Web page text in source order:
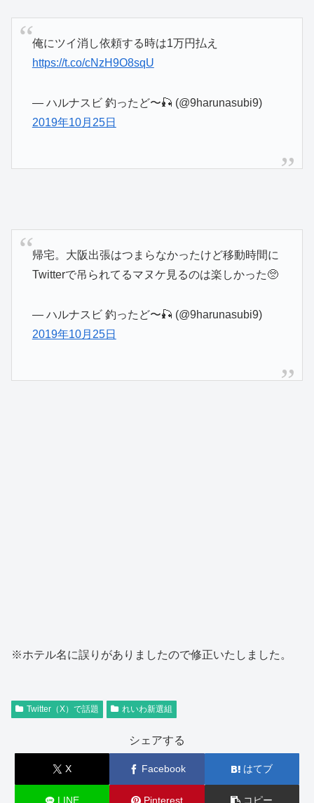
俺にツイ消し依頼する時は1万円払え
https://t.co/cNzH9O8sqU
— ハルナスビ 釣ったど〜🎣 (@9harunasubi9)
2019年10月25日
帰宅。大阪出張はつまらなかったけど移動時間に
Twitterで吊られてるマヌケ見るのは楽しかった🥺
— ハルナスビ 釣ったど〜🎣 (@9harunasubi9)
2019年10月25日
※ホテル名に誤りがありましたので修正いたしました。
Twitter（X）で話題 れいわ新選組
シェアする
X Facebook はてブ
LINE Pinterest コピー